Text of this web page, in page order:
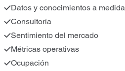
Datos y conocimientos a medida
Consultoría
Sentimiento del mercado
Métricas operativas
Ocupación